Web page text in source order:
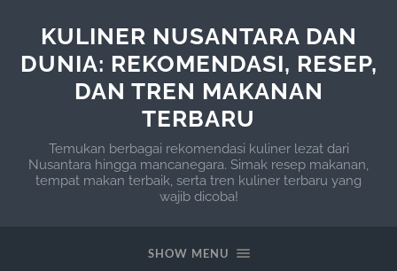
KULINER NUSANTARA DAN
DUNIA: REKOMENDASI, RESEP,
DAN TREN MAKANAN
TERBARU
Temukan berbagai rekomendasi kuliner lezat dari
Nusantara hingga mancanegara. Simak resep makanan,
tempat makan terbaik, serta tren kuliner terbaru yang
wajib dicoba!
SHOW MENU